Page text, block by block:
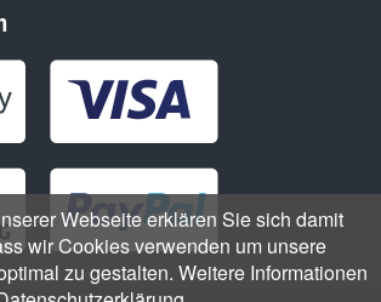
Webseite erklären Sie sich damit
wir Cookies verwenden um unsere
zu gestalten. Weitere Informationen